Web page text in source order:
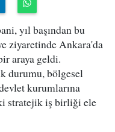
yıl başından bu
ziyaretinde Ankara'da
araya geldi.
durumu, bölgesel
kurumlarına
stratejik iş birliği ele